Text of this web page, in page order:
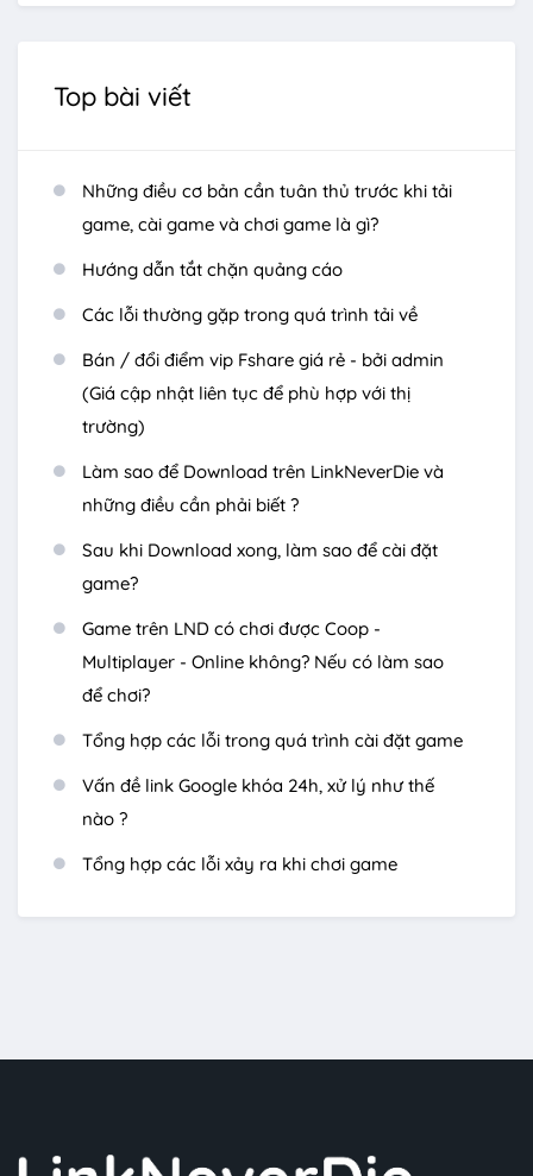
Top bài viết
Những điều cơ bản cần tuân thủ trước khi tải
game, cài game và chơi game là gì?
Hướng dẫn tắt chặn quảng cáo
Các lỗi thường gặp trong quá trình tải về
Bán / đổi điểm vip Fshare giá rẻ - bởi admin
(Giá cập nhật liên tục để phù hợp với thị
trường)
Làm sao để Download trên LinkNeverDie và
những điều cần phải biết ?
Sau khi Download xong, làm sao để cài đặt
game?
Game trên LND có chơi được Coop -
Multiplayer - Online không? Nếu có làm sao
để chơi?
Tổng hợp các lỗi trong quá trình cài đặt game
Vấn đề link Google khóa 24h, xử lý như thế
nào ?
Tổng hợp các lỗi xảy ra khi chơi game